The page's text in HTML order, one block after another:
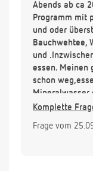
Abends ab ca
Programm mit
und oder
Bauchwehtee,
und
essen. Meinen
schon
Mineralwasser
oder müssen
Komplette
Frage vom